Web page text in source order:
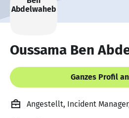
Oussama Ben
Ganzes Profil
Angestellt, Incident